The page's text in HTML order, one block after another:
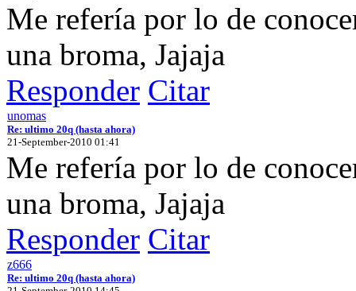
Me refería por lo de
una broma, Jajaja
Responder Citar
unomas
Re: ultimo 20q (hasta ahora)
21-September-2010 01:41
Me refería por lo de
una broma, Jajaja
Responder Citar
z666
Re: ultimo 20q (hasta ahora)